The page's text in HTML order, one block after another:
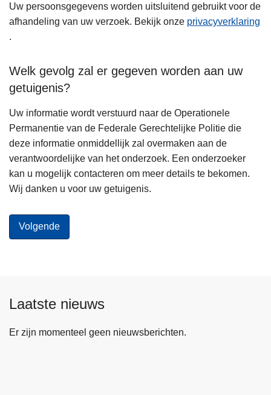
Uw persoonsgegevens worden uitsluitend gebruikt voor de
afhandeling van uw verzoek. Bekijk onze privacyverklaring
.
Welk gevolg zal er gegeven worden aan uw
getuigenis?
Uw informatie wordt verstuurd naar de Operationele
Permanentie van de Federale Gerechtelijke Politie die
deze informatie onmiddellijk zal overmaken aan de
verantwoordelijke van het onderzoek. Een onderzoeker
kan u mogelijk contacteren om meer details te bekomen.
Wij danken u voor uw getuigenis.
Laatste nieuws
Er zijn momenteel geen nieuwsberichten.